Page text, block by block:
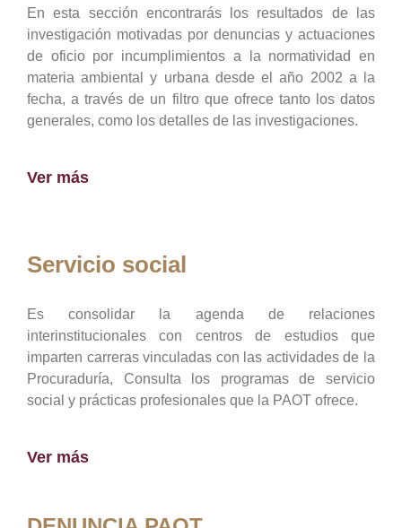
En esta sección encontrarás los resultados de las
investigación motivadas por denuncias y actuaciones
de oficio por incumplimientos a la normatividad en
materia ambiental y urbana desde el año 2002 a la
fecha, a través de un filtro que ofrece tanto los datos
generales, como los detalles de las investigaciones.
Ver más
Servicio social
Es consolidar la agenda de relaciones
interinstitucionales con centros de estudios que
imparten carreras vinculadas con las actividades de la
Procuraduría, Consulta los programas de servicio
social y prácticas profesionales que la PAOT ofrece.
Ver más